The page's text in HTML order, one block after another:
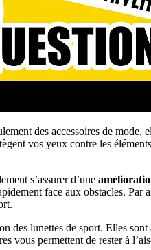
des accessoires de
vos yeux contre les
s’assurer d’une
face aux obstacles.
des lunettes de sport. Elles
vous permettent de rester à